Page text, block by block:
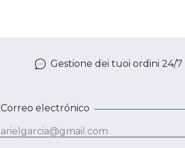
Gestione dei tuoi ordini 24/7
Correo electrónico